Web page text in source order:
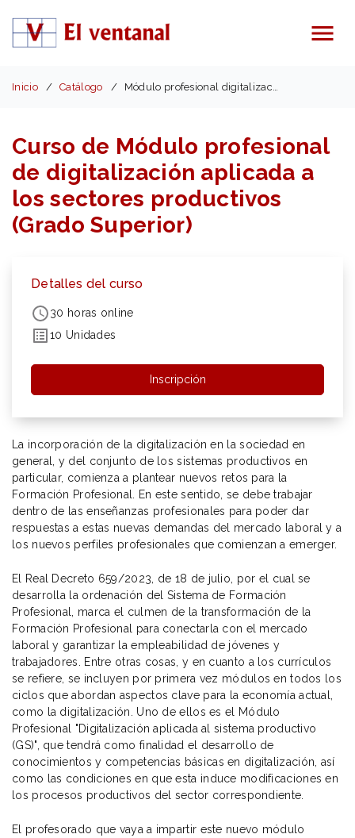
Menú
Inicio Catálogo Módulo profesional digitalización (Grado Superior)
Curso de Módulo profesional
de digitalización aplicada a
los sectores productivos
(Grado Superior)
Detalles del curso
30 horas online
10 Unidades
Inscripción
La incorporación de la digitalización en la sociedad en
general, y del conjunto de los sistemas productivos en
particular, comienza a plantear nuevos retos para la
Formación Profesional. En este sentido, se debe trabajar
dentro de las enseñanzas profesionales para poder dar
respuestas a estas nuevas demandas del mercado laboral y a
los nuevos perfiles profesionales que comienzan a emerger.
El Real Decreto 659/2023, de 18 de julio, por el cual se
desarrolla la ordenación del Sistema de Formación
Profesional, marca el culmen de la transformación de la
Formación Profesional para conectarla con el mercado
laboral y garantizar la empleabilidad de jóvenes y
trabajadores. Entre otras cosas, y en cuanto a los currículos
se refiere, se incluyen por primera vez módulos en todos los
ciclos que abordan aspectos clave para la economía actual,
como la digitalización. Uno de ellos es el Módulo
Profesional "Digitalización aplicada al sistema productivo
(GS)", que tendrá como finalidad el desarrollo de
conocimientos y competencias básicas en digitalización, así
como las condiciones en que esta induce modificaciones en
los procesos productivos del sector correspondiente.
El profesorado que vaya a impartir este nuevo módulo